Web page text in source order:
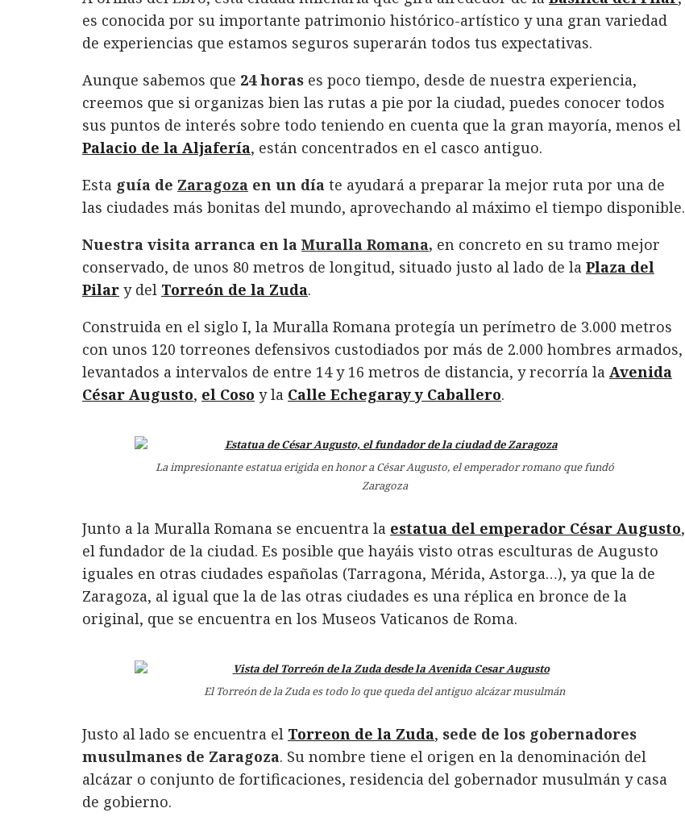
c
e
b
o
o
k
it
te
r
n
k
e
d
I
n
at
s
A
p
p
ai
l
m
p
a
rt
ir
es conocida por su importante patrimonio histórico-artístico y una gran variedad
de experiencias que estamos seguros superarán todos tus expectativas.
Aunque sabemos que 24 horas es poco tiempo, desde de nuestra experiencia,
creemos que si organizas bien las rutas a pie por la ciudad, puedes conocer todos
sus puntos de interés sobre todo teniendo en cuenta que la gran mayoría, menos el
Palacio de la Aljafería, están concentrados en el casco antiguo.
Esta guía de Zaragoza en un día te ayudará a preparar la mejor ruta por una de
las ciudades más bonitas del mundo, aprovechando al máximo el tiempo disponible.
Nuestra visita arranca en la Muralla Romana, en concreto en su tramo mejor
conservado, de unos 80 metros de longitud, situado justo al lado de la Plaza del
Pilar y del Torreón de la Zuda.
Construida en el siglo I, la Muralla Romana protegía un perímetro de 3.000 metros
con unos 120 torreones defensivos custodiados por más de 2.000 hombres armados,
levantados a intervalos de entre 14 y 16 metros de distancia, y recorría la Avenida
César Augusto, el Coso y la Calle Echegaray y Caballero.
La impresionante estatua erigida en honor a César Augusto, el emperador romano que fundó
Zaragoza
Junto a la Muralla Romana se encuentra la estatua del emperador César Augusto,
el fundador de la ciudad. Es posible que hayáis visto otras esculturas de Augusto
iguales en otras ciudades españolas (Tarragona, Mérida, Astorga…), ya que la de
Zaragoza, al igual que la de las otras ciudades es una réplica en bronce de la
original, que se encuentra en los Museos Vaticanos de Roma.
El Torreón de la Zuda es todo lo que queda del antiguo alcázar musulmán
Justo al lado se encuentra el Torreon de la Zuda, sede de los gobernadores
musulmanes de Zaragoza. Su nombre tiene el origen en la denominación del
alcázar o conjunto de fortificaciones, residencia del gobernador musulmán y casa
de gobierno.